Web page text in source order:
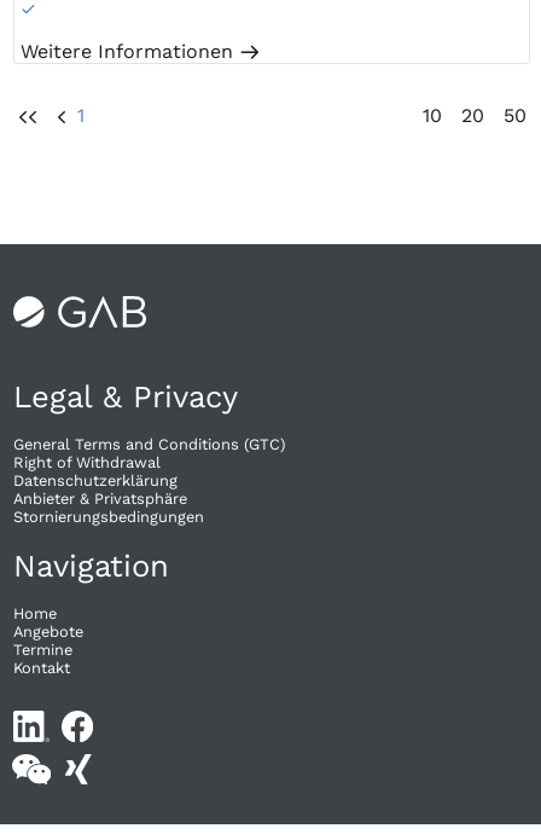
S
Weitere Informationen m
UU U 1 10 20 50
Legal & Privacy
General Terms and Conditions (GTC)
Right of Withdrawal​
Datenschutzerklärung
Anbieter & Privatsphäre
Stornierungsbedingungen
Navigation
Home
Angebote
Termine
Kontakt